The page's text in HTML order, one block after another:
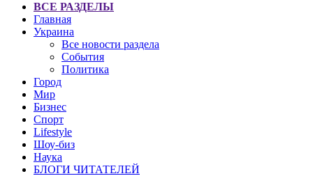
ВСЕ РАЗДЕЛЫ
Главная
Украина
Все новости раздела
События
Политика
Город
Мир
Бизнес
Спорт
Lifestyle
Шоу-биз
Наука
БЛОГИ ЧИТАТЕЛЕЙ